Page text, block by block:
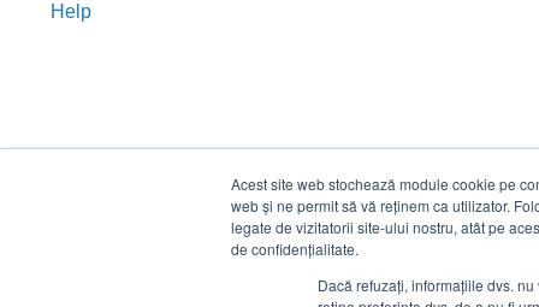
Acest site web stochează module cookie pe
web și ne permit să vă reținem ca utilizator.
legate de vizitatorii site-ului nostru, atât pe
de confidențialitate.
Dacă refuzați, informațiile dvs.
Help